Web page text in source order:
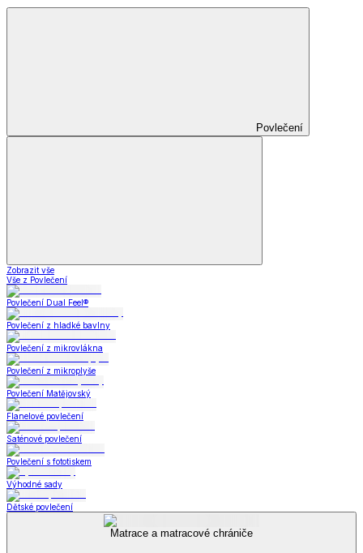
Povlečení
Zobrazit vše
Vše z Povlečení
Povlečení Dual Feel®
Povlečení z hladké bavlny
Povlečení z mikrovlákna
Povlečení z mikroplyše
Povlečení Matějovský
Flanelové povlečení
Saténové povlečení
Povlečení s fototiskem
Výhodné sady
Dětské povlečení
Matrace a matracové chrániče